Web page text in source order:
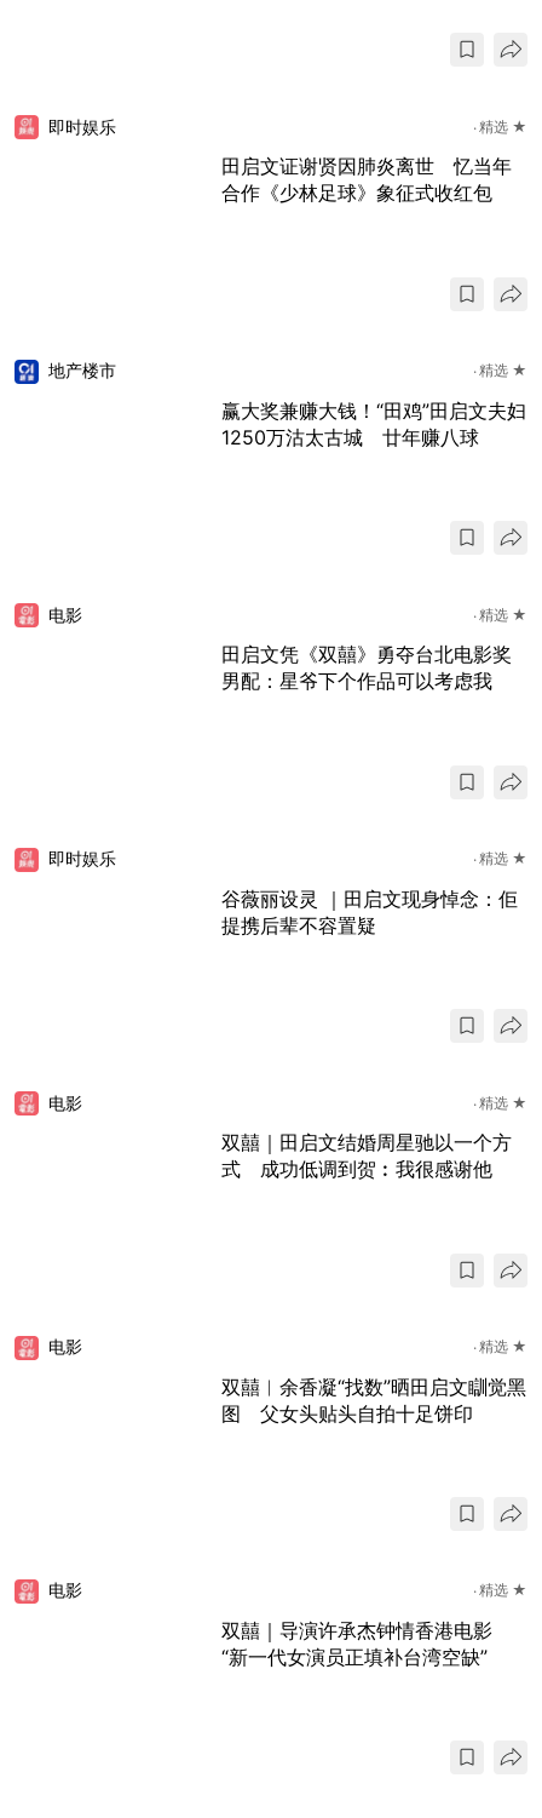
即时娱乐 精选 ★
田启文证谢贤因肺炎离世 忆当年
合作《少林足球》象征式收红包
地产楼市 精选 ★
赢大奖兼赚大钱！“田鸡”田启文夫妇
1250万沽太古城 廿年赚八球
电影 精选 ★
田启文凭《双囍》勇夺台北电影奖
男配：星爷下个作品可以考虑我
即时娱乐 精选 ★
谷薇丽设灵 ｜田启文现身悼念：佢
提携后辈不容置疑
电影 精选 ★
双囍｜田启文结婚周星驰以一个方
式 成功低调到贺︰我很感谢他
电影 精选 ★
双囍︱余香凝“找数”晒田启文瞓觉黑
图 父女头贴头自拍十足饼印
电影 精选 ★
双囍｜导演许承杰钟情香港电影
“新一代女演员正填补台湾空缺”